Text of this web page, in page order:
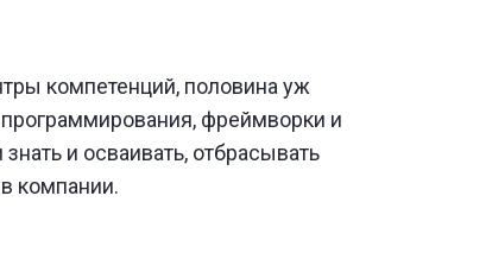
компетенций, половина уж
фреймворки и
и осваивать, отбрасывать
компании.